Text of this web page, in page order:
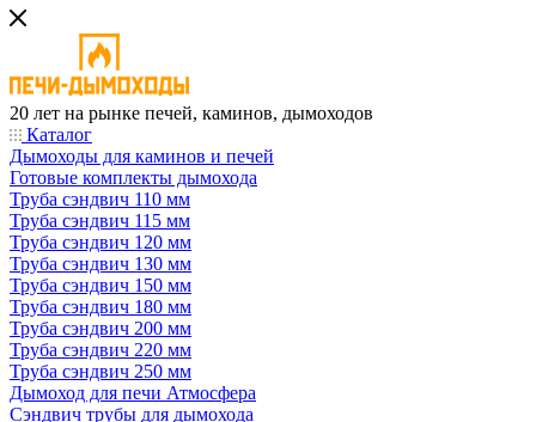
20 лет на рынке печей, каминов, дымоходов
Каталог
Дымоходы для каминов и печей
Готовые комплекты дымохода
Труба сэндвич 110 мм
Труба сэндвич 115 мм
Труба сэндвич 120 мм
Труба сэндвич 130 мм
Труба сэндвич 150 мм
Труба сэндвич 180 мм
Труба сэндвич 200 мм
Труба сэндвич 220 мм
Труба сэндвич 250 мм
Дымоход для печи Атмосфера
Сэндвич трубы для дымохода